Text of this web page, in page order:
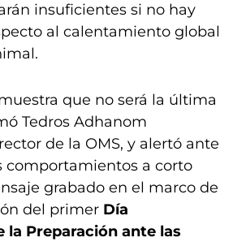
insuficientes si no hay
al calentamiento global
que no será la última
Tedros Adhanom
de la OMS, y alertó ante
comportamientos a corto
grabado en el marco de
del primer Día
la Preparación ante las